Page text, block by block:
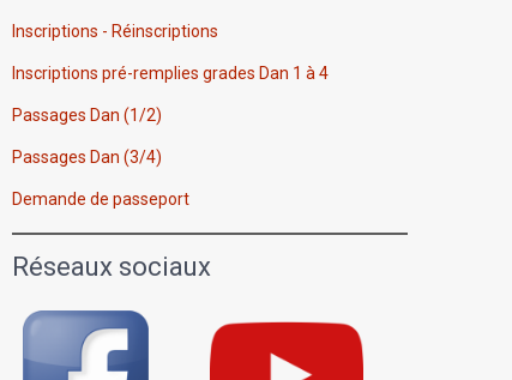
Inscriptions - Réinscriptions
Inscriptions pré-remplies grades Dan 1 à 4
Passages Dan (1/2)
Passages Dan (3/4)
Demande de passeport
Réseaux sociaux